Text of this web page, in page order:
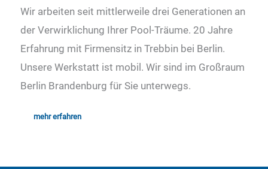
Wir arbeiten seit mittlerweile drei Generationen an
der Verwirklichung Ihrer Pool-Träume. 20 Jahre
Erfahrung mit Firmensitz in Trebbin bei Berlin.
Unsere Werkstatt ist mobil. Wir sind im Großraum
Berlin Brandenburg für Sie unterwegs.
mehr erfahren